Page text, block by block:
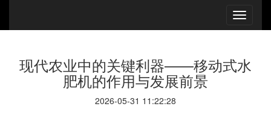
现代农业中的关键利器——移动式水
肥机的作用与发展前景
2026-05-31 11:22:28